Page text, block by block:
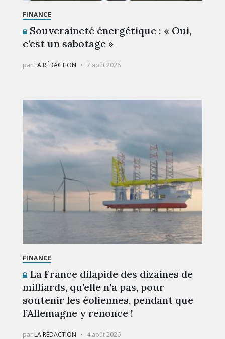
FINANCE
Souveraineté énergétique : « Oui,
c’est un sabotage »
par LA RÉDACTION 7 août 2026
FINANCE
La France dilapide des dizaines de
milliards, qu’elle n’a pas, pour
soutenir les éoliennes, pendant que
l’Allemagne y renonce !
par LA RÉDACTION 4 août 2026